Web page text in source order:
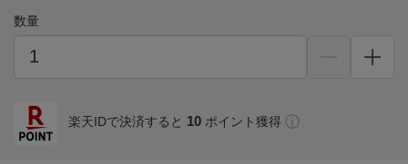
数量
楽天IDで決済すると 10 ポイント獲得